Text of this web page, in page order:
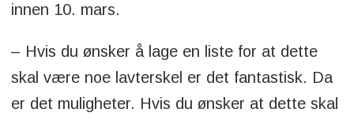
innen 10. mars.
– Hvis du ønsker å lage en liste for at dette
skal være noe lavterskel er det fantastisk. Da
er det muligheter. Hvis du ønsker at dette skal